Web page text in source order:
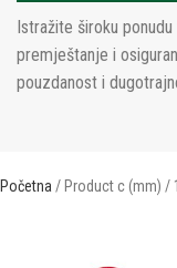
Istražite široku
premještanje i
pouzdanost i
Početna Product c (mm)